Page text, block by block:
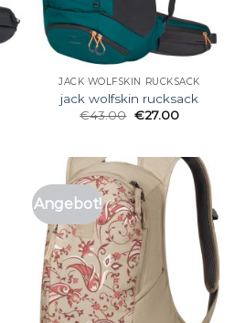
JACK WOLFSKIN RUCKSACK
jack wolfskin rucksack
€43.00 €27.00
Angebot!